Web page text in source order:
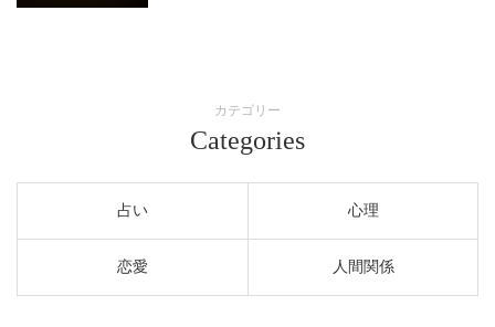
カテゴリー
Categories
占い 心理
恋愛 人間関係